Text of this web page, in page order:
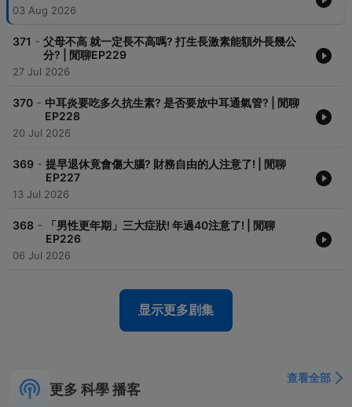
Powered by
03 Aug 2026
371 - 父母不高 就一定長不高嗎? 打生長激素能額外長幾公
分? | 閒聊EP229
27 Jul 2026
370 - 中耳炎要吃多久抗生素? 是否要放中耳通氣管? | 閒聊
EP228
20 Jul 2026
369 - 提早退休竟會傷大腦? 財務自由的人注意了! | 閒聊
EP227
13 Jul 2026
368 -
「男性更年期」三大症狀! 年過40注意了! | 閒聊
EP226
06 Jul 2026
显示更多剧集
更多 科學 播客
查看全部